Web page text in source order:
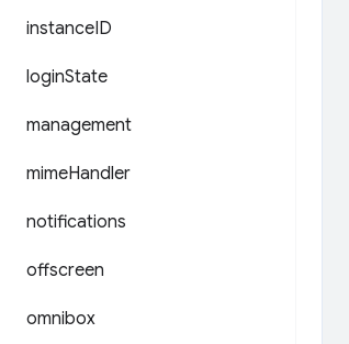
instanceID
loginState
management
mimeHandler
notifications
offscreen
omnibox